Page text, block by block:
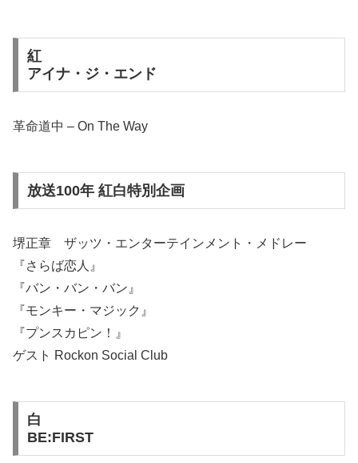
紅
アイナ・ジ・エンド
革命道中 – On The Way
放送100年 紅白特別企画
堺正章 ザッツ・エンターテインメント・メドレー
『さらば恋人』
『バン・バン・バン』
『モンキー・マジック』
『プンスカピン！』
ゲスト Rockon Social Club
白
BE:FIRST